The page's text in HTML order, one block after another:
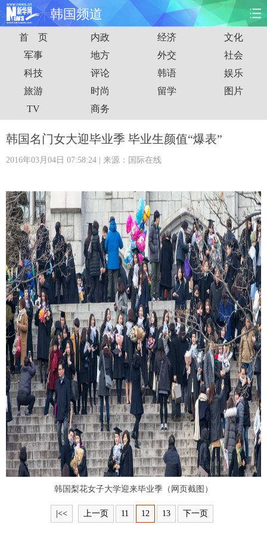
韩国频道
首页 时政 国际 财经
娱乐 体育 人事 教育
时尚 思客
港澳 台湾 华人
科技 能源 房产
图片 视频 彩票 食品
旅游 健康 信息化 数据
金融 公益 军事 无人机
富媒体 摄影 新华广播
新华电视中文 新华电视英文 返回PC
首 页 内政 经济
文化
军事
地方 外交
社会
科技
评论 韩语
娱乐
旅游
时尚 留学
图片
TV
商务
韩国名门女大迎毕业季 毕业生颜值“爆表”
2016年03月04日 07:58:24 | 来源：国际在线
韩国梨花女子大学迎来毕业季（网页截图）
|<< 上一页 11 12 13 下一页